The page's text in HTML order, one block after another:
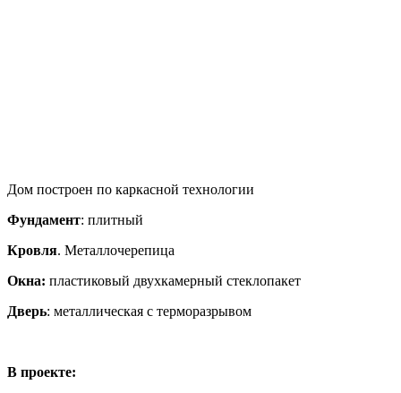
Дом построен по каркасной технологии
Фундамент: плитный
Кровля. Металлочерепица
Окна: пластиковый двухкамерный стеклопакет
Дверь: металлическая с терморазрывом
В проекте: